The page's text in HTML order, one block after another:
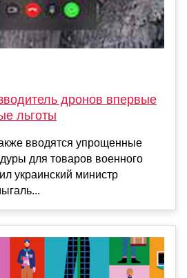
дронов впервые
льготы
вводятся упрощенные
для товаров военного
украинский министр